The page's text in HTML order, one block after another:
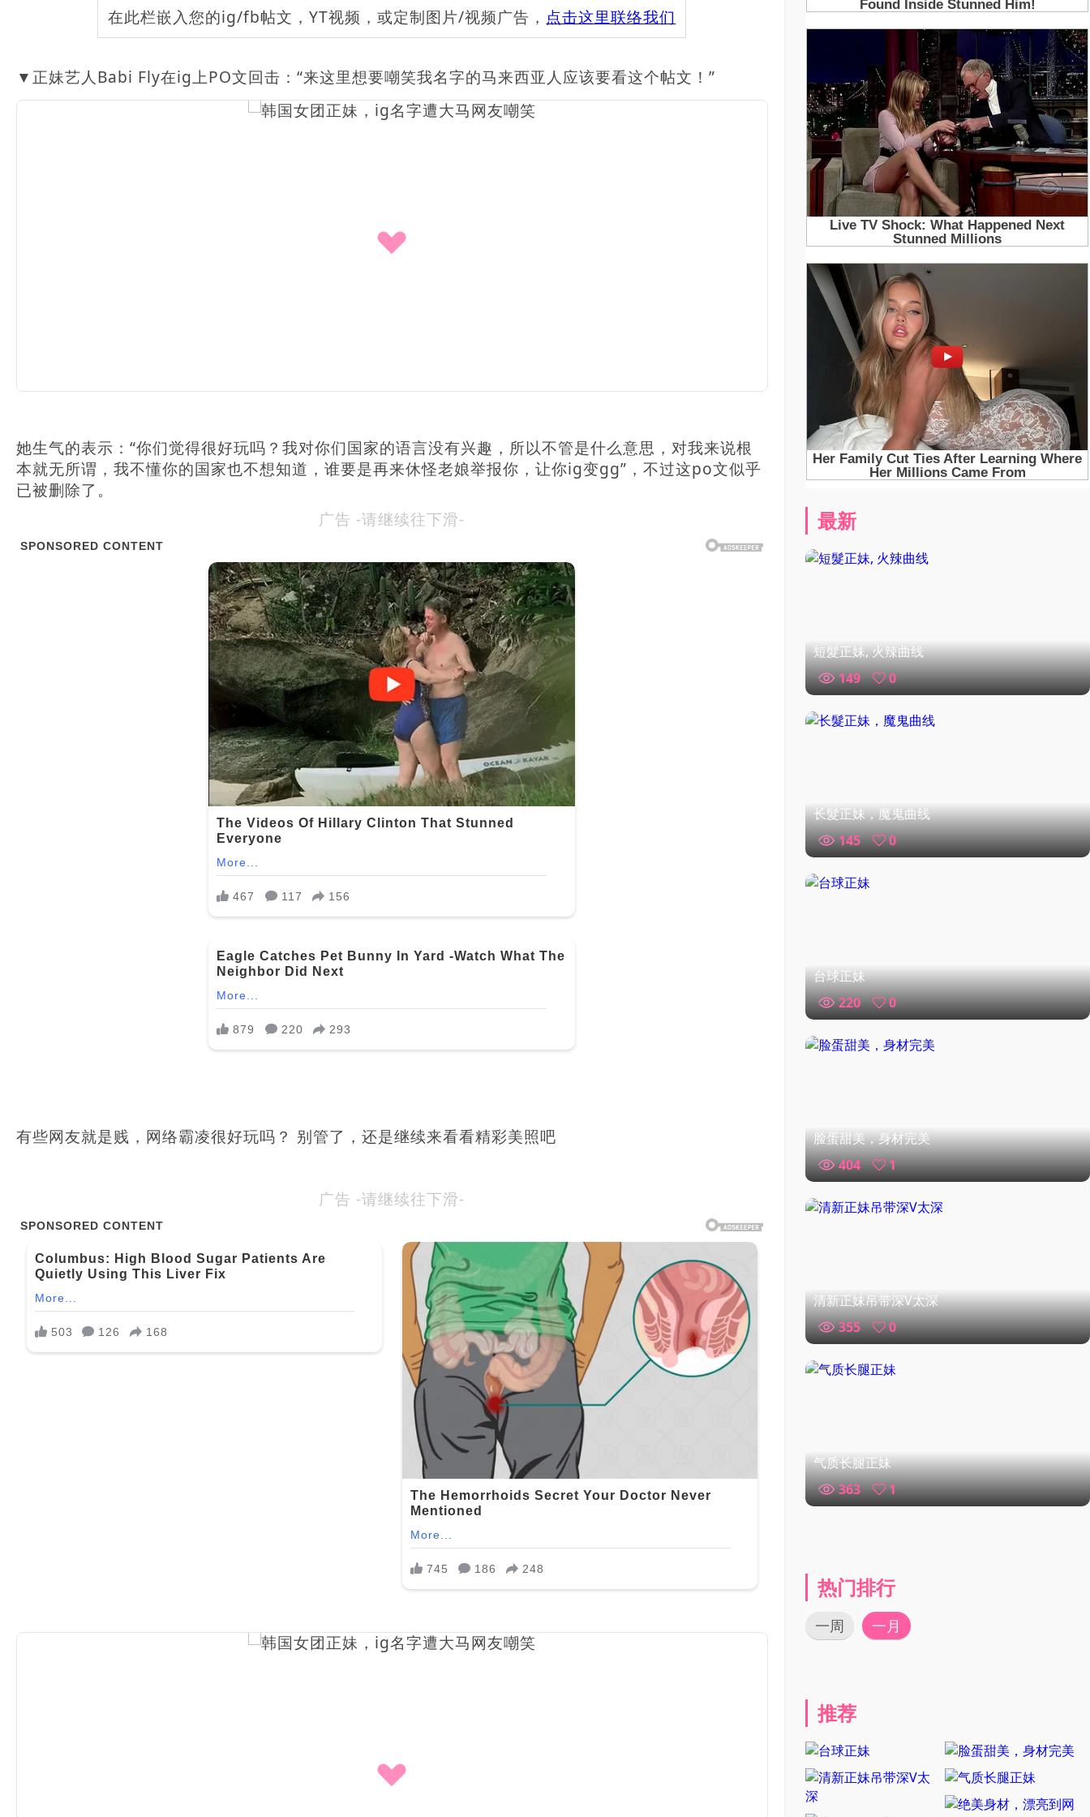
在此栏嵌入您的ig/fb帖文，YT视频，或定制图片/视频广告， 点击这里联络我们
▼正妹艺人Babi Fly在ig上PO文回击：“来这里想要嘲笑我名字的马来西亚人应该要看这个帖文！”
她生气的表示：“你们觉得很好玩吗？我对你们国家的语言没有兴趣，所以不管是什么意思，对我来说根
本就无所谓，我不懂你的国家也不想知道，谁要是再来休怪老娘举报你，让你ig变gg”，不过这po文似乎
已被删除了。
广告 -请继续往下滑-
有些网友就是贱，网络霸凌很好玩吗？ 别管了，还是继续来看看精彩美照吧
广告 -请继续往下滑-
最新
短髮正妹, 火辣曲线
149
0
长髮正妹，魔鬼曲线
145
0
台球正妹
220
0
脸蛋甜美，身材完美
404
1
清新正妹吊带深V太深
355
0
气质长腿正妹
363
1
热门排行
一周 一月
推荐